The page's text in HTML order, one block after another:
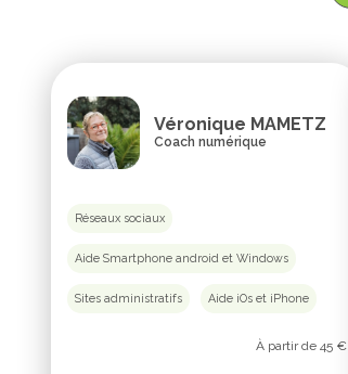
Véronique MAMETZ
Coach numérique
Réseaux sociaux
Aide Smartphone android et Windows
Sites administratifs Aide iOs et iPhone
À partir de 45 €